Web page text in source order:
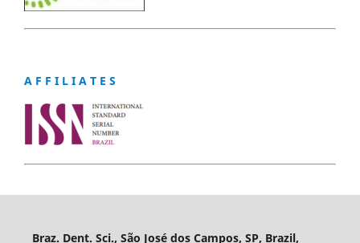
A F F I L I A T E S
Braz. Dent. Sci., São José dos Campos, SP, Brazil,